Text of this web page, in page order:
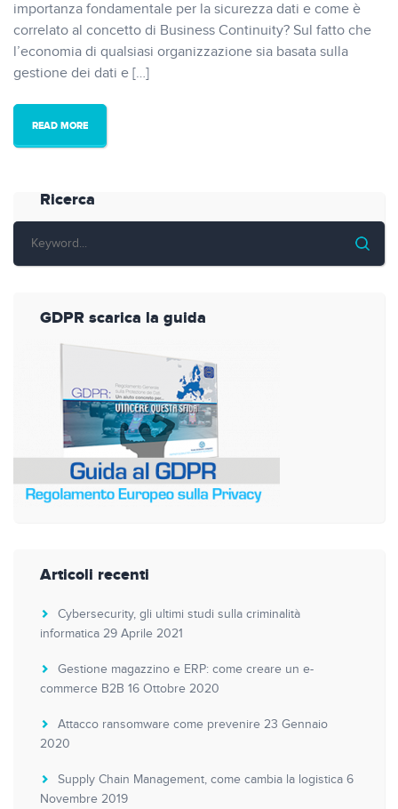
importanza fondamentale per la sicurezza dati e come è
correlato al concetto di Business Continuity? Sul fatto che
l’economia di qualsiasi organizzazione sia basata sulla
gestione dei dati e […]
READ MORE
Ricerca
GDPR scarica la guida
Articoli recenti
Cybersecurity, gli ultimi studi sulla criminalità
informatica 29 Aprile 2021
Gestione magazzino e ERP: come creare un e-
commerce B2B 16 Ottobre 2020
Attacco ransomware come prevenire 23 Gennaio
2020
Supply Chain Management, come cambia la logistica 6
Novembre 2019